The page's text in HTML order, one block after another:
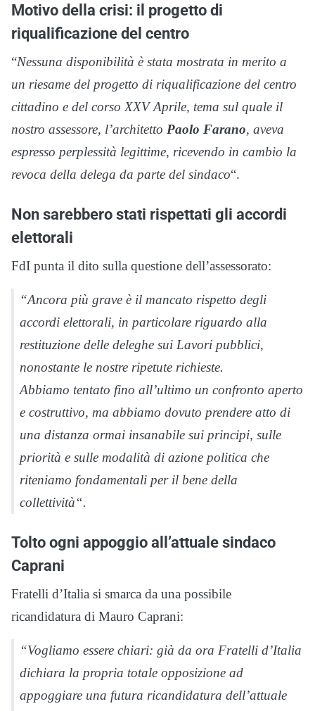
Motivo della crisi: il progetto di
riqualificazione del centro
“Nessuna disponibilità è stata mostrata in merito a
un riesame del progetto di riqualificazione del centro
cittadino e del corso XXV Aprile, tema sul quale il
nostro assessore, l’architetto Paolo Farano, aveva
espresso perplessità legittime, ricevendo in cambio la
revoca della delega da parte del sindaco“.
Non sarebbero stati rispettati gli accordi
elettorali
FdI punta il dito sulla questione dell’assessorato:
“Ancora più grave è il mancato rispetto degli
accordi elettorali, in particolare riguardo alla
restituzione delle deleghe sui Lavori pubblici,
nonostante le nostre ripetute richieste.
Abbiamo tentato fino all’ultimo un confronto aperto
e costruttivo, ma abbiamo dovuto prendere atto di
una distanza ormai insanabile sui principi, sulle
priorità e sulle modalità di azione politica che
riteniamo fondamentali per il bene della
collettività“.
Tolto ogni appoggio all’attuale sindaco
Caprani
Fratelli d’Italia si smarca da una possibile
ricandidatura di Mauro Caprani:
“Vogliamo essere chiari: già da ora Fratelli d’Italia
dichiara la propria totale opposizione ad
appoggiare una futura ricandidatura dell’attuale